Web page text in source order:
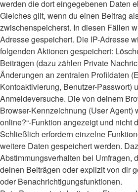
werden die dort eingegebenen Daten
Gleiches gilt, wenn du einen Beitrag
zwischenspeicherst. In diesen Fällen
Adresse gespeichert. Die IP-Adresse
folgenden Aktionen gespeichert:
Beiträgen (dazu zählen Private
Änderungen an zentralen Profildaten
Kontoaktivierung, Benutzer-Passwort)
Anmeldeversuche. Die von deinem
Browser-Kennzeichnung (User Agent)
online?“-Funktion angezeigt und nicht
Schließlich erfordern einzelne
weitere Daten gespeichert werden.
Abstimmungsverhalten bei Umfragen,
deinen Beiträgen oder explizit von dir
oder Benachrichtigungsfunktionen.